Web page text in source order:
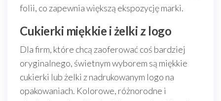
folii, co zapewnia większą ekspozycję marki.
Cukierki miękkie i żelki z logo
Dla firm, które chcą zaoferować coś bardziej
oryginalnego, świetnym wyborem są miękkie
cukierki lub żelki z nadrukowanym logo na
opakowaniach. Kolorowe, różnorodne i